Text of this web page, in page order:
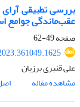
بررسی تطبیقی
عقب‌ماندگی جوامع
صفحه49-62
علی قنبری برزیان
مشاهده مقاله